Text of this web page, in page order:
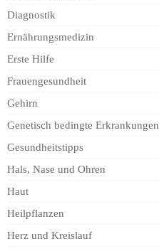
Diagnostik
Ernährungsmedizin
Erste Hilfe
Frauengesundheit
Gehirn
Genetisch bedingte Erkrankungen
Gesundheitstipps
Hals, Nase und Ohren
Haut
Heilpflanzen
Herz und Kreislauf